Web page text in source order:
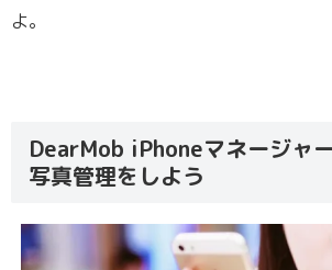
よ。
DearMob iPhoneマネージャ
写真管理をしよう